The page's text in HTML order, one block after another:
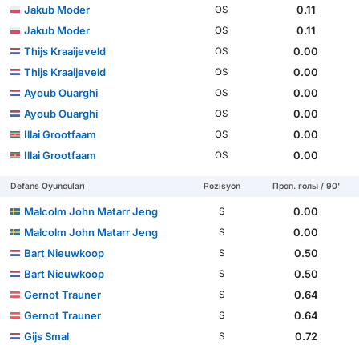
Jakub Moder
OS
0.11
Jakub Moder
OS
0.11
Thijs Kraaijeveld
OS
0.00
Thijs Kraaijeveld
OS
0.00
Ayoub Ouarghi
OS
0.00
Ayoub Ouarghi
OS
0.00
Illai Grootfaam
OS
0.00
Illai Grootfaam
OS 0.00
Defans Oyuncuları Pozisyon Проп. голы / 90'
Malcolm John Matarr Jeng S
0.00
Malcolm John Matarr Jeng
S
0.00
Bart Nieuwkoop
S
0.50
Bart Nieuwkoop
S
0.50
Gernot Trauner
S
0.64
Gernot Trauner
S
0.64
Gijs Smal
S
0.72